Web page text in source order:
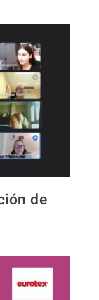
de